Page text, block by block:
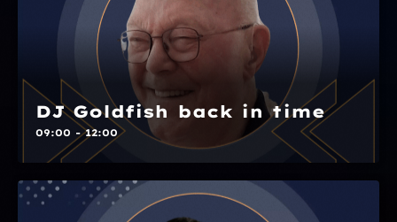
DJ Goldfish back in time
09:00 - 12:00